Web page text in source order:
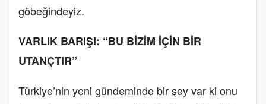
göbeğindeyiz.
VARLIK BARIŞI: “BU BİZİM İÇİN BİR
UTANÇTIR”
Türkiye’nin yeni gündeminde bir şey var ki onu